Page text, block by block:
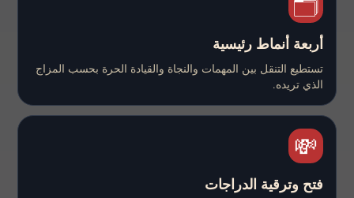
أربعة أنماط رئيسية
تستطيع التنقل بين المهمات والنجاة والقيادة الحرة بحسب المزاج
الذي تريده.
💸
فتح وترقية الدراجات